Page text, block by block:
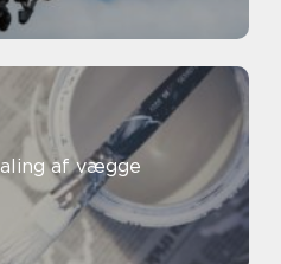
af vægge